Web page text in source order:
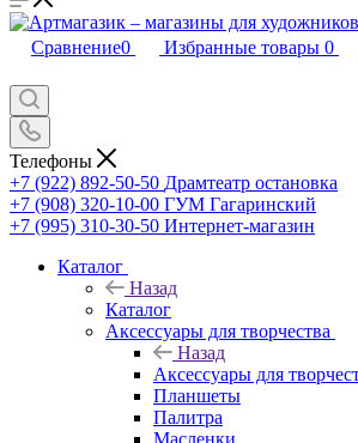
Сравнение0 Избранные товары 0
Телефоны
+7 (922) 892-50-50 Драмтеатр остановка
+7 (908) 320-10-00 ГУМ Гагаринский
+7 (995) 310-30-50 Интернет-магазин
Каталог
Назад
Каталог
Аксессуары для творчества
Назад
Аксессуары для
Планшеты
Палитра
Масленки